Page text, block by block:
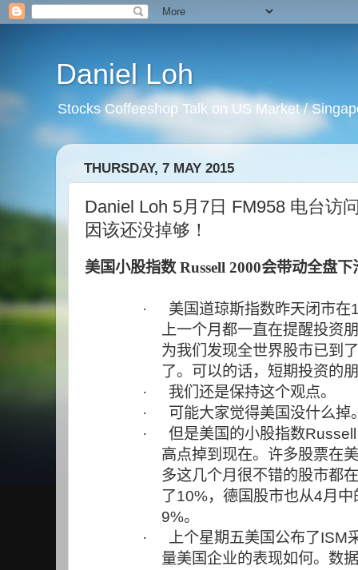
Daniel Loh
Stocks Coffeeshop Talk on US Market /
THURSDAY, 7 MAY 2015
Daniel Loh 5月7日 FM958 电台访
因该还没掉够！
美国小股指数 Russell 2000会带动全盘下
· 美国道琼斯指数昨天闭市在
上一个月都一直在提醒投资
为我们发现全世界股市已到
了。可以的话，短期投资的
·
我们还是保持这个观点。
·
可能大家觉得美国没什么掉
·
但是美国的小股指数
高点掉到现在。许多股票在
多这几个月很不错的股市都
了10%，德国股市也从4月中
9%。
·
上个星期五美国公布了ISM
量美国企业的表现如何。数